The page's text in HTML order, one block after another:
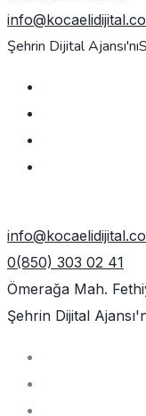
Şehrin Dijital Ajansı'nı
0(850) 303 02 41
Ömerağa Mah.
Şehrin Dijital